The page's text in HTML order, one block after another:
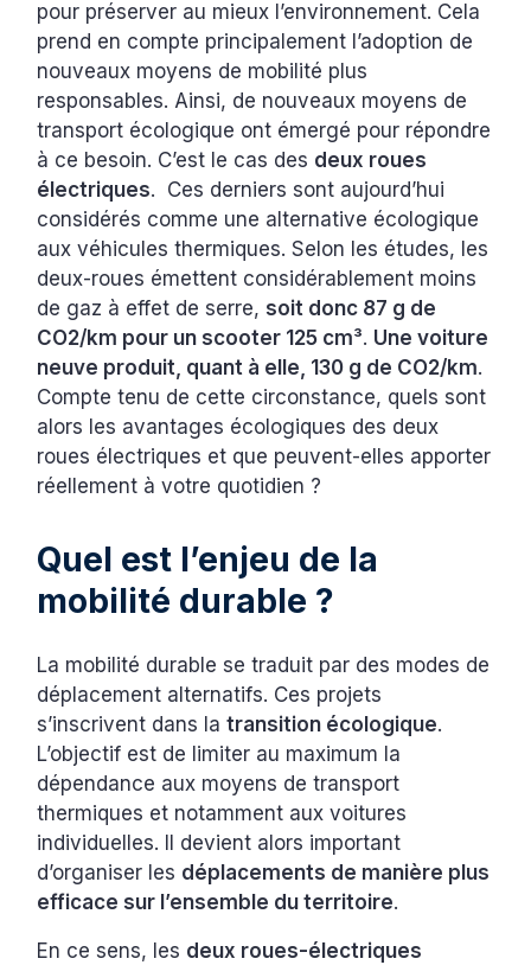
pour préserver au mieux l’environnement. Cela
prend en compte principalement l’adoption de
nouveaux moyens de mobilité plus
responsables. Ainsi, de nouveaux moyens de
transport écologique ont émergé pour répondre
à ce besoin. C’est le cas des deux roues
électriques. Ces derniers sont aujourd’hui
considérés comme une alternative écologique
aux véhicules thermiques. Selon les études, les
deux-roues émettent considérablement moins
de gaz à effet de serre,soit donc 87 g de
CO2/km pour un scooter 125 cm³. Une voiture
neuve produit, quant à elle, 130 g de CO2/km.
Compte tenu de cette circonstance, quels sont
alors les avantages écologiques des deux
roues électriques et que peuvent-elles apporter
réellement à votre quotidien ?
Quel est l’enjeu de la
mobilité durable ?
La mobilité durable se traduit par des modes de
déplacement alternatifs. Ces projets
s’inscrivent dans latransition écologique.
L’objectif est de limiter au maximum la
dépendance aux moyens de transport
thermiques et notamment aux voitures
individuelles. Il devient alors important
d’organiser les déplacements de manière plus
efficace sur l’ensemble du territoire.
En ce sens, les deux roues-électriques